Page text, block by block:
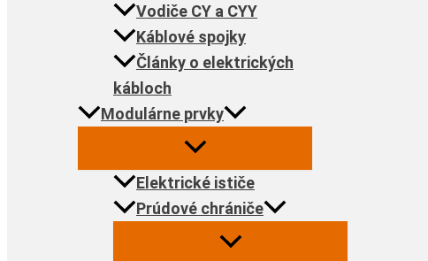
Vodiče CY a CYY
Káblové spojky
Články o elektrických
kábloch
Modulárne prvky
Elektrické ističe
Prúdové chrániče